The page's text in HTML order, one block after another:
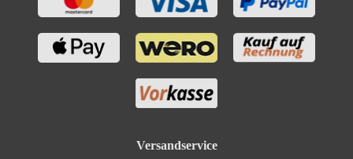
Versandservice